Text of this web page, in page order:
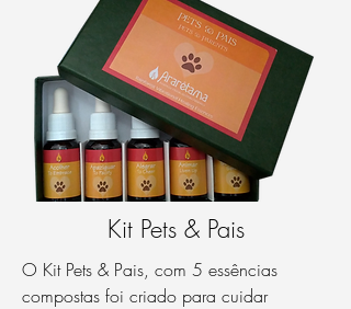
Kit Pets & Pais
O Kit Pets & Pais, com 5 essências
compostas foi criado para cuidar